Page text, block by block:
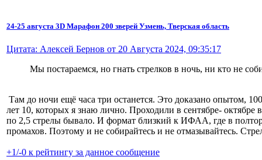
24-25 августа 3D Марафон 200 зверей Узмень, Тверская область
Цитата: Алексей Бернов от 20 Августа 2024, 09:35:17
Мы постараемся, но гнать стрелков в ночь, ни кто не
Там до ночи ещё часа три останется. Это доказано опытом,
лет 10, которых я знаю лично. Проходили в сентябре-
по 2,5 стрелы бывало. И формат близкий к ИФАА, где в
промахов. Поэтому и не собирайтесь и не отмазывайтесь.
+1/-0 к рейтингу за данное сообщение